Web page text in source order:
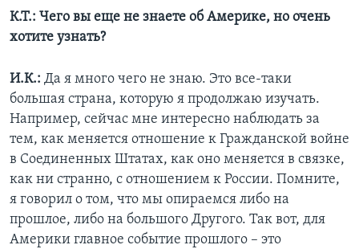
К.Т.: Чего вы еще не знаете об Америке, но очень
хотите узнать?
И.К.: Да я много чего не знаю. Это все-таки
большая страна, которую я продолжаю изучать.
Например, сейчас мне интересно наблюдать за
тем, как меняется отношение к Гражданской войне
в Соединенных Штатах, как оно меняется в связке,
как ни странно, с отношением к России. Помните,
я говорил о том, что мы опираемся либо на
прошлое, либо на большого Другого. Так вот, для
Америки главное событие прошлого – это